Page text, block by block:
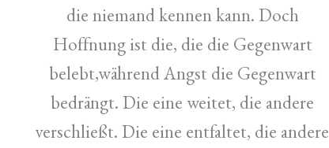
die niemand kennen kann. Doch
Hoffnung ist die, die die Gegenwart
belebt,während Angst die Gegenwart
bedrängt. Die eine weitet, die andere
verschließt. Die eine entfaltet, die andere